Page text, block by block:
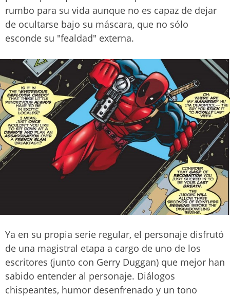
rumbo para su vida aunque no es capaz de dejar
de ocultarse bajo su máscara, que no sólo
esconde su "fealdad" externa.
Ya en su propia serie regular, el personaje disfrutó
de una magistral etapa a cargo de uno de los
escritores (junto con Gerry Duggan) que mejor han
sabido entender al personaje. Diálogos
chispeantes, humor desenfrenado y un tono